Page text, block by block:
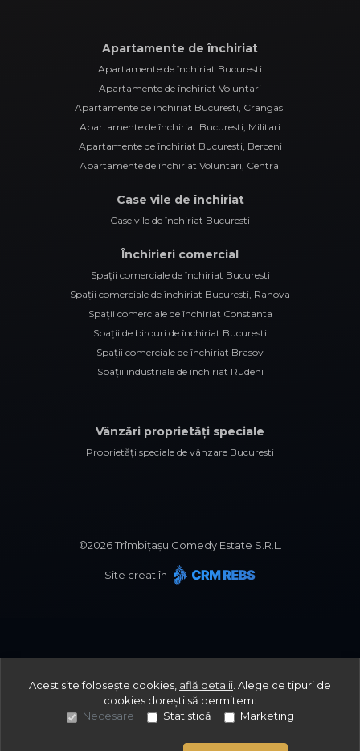
Apartamente de închiriat
Apartamente de închiriat Bucuresti
Apartamente de închiriat Voluntari
Apartamente de închiriat Bucuresti, Crangasi
Apartamente de închiriat Bucuresti, Militari
Apartamente de închiriat Bucuresti, Berceni
Apartamente de închiriat Voluntari, Central
Case vile de închiriat
Case vile de închiriat Bucuresti
Închirieri comercial
Spații comerciale de închiriat Bucuresti
Spații comerciale de închiriat Bucuresti, Rahova
Spații comerciale de închiriat Constanta
Spații de birouri de închiriat Bucuresti
Spații comerciale de închiriat Brasov
Spații industriale de închiriat Rudeni
Vânzări proprietăți speciale
Proprietăți speciale de vânzare Bucuresti
©2026Trîmbițașu Comedy Estate S.R.L.
Site creat în
Acest site folosește cookies, află detalii Alege ce tipuri de
cookies dorești să permitem:
Necesare
Statistică Marketing